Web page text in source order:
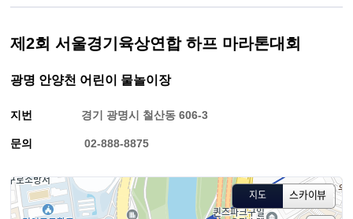
제2회 서울경기육상연합 하프 마라톤대회
광명 안양천 어린이 물놀이장
지번 경기 광명시 철산동 606-3
문의 02-888-8875
지도 스카이뷰